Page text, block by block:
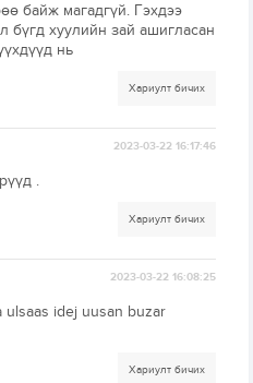
байж магадгүй. Гэхдээ
бүгд хуулийн зай ашигласан
нь
Хариулт бичих
2023-03-22 16:17:46
.
Хариулт бичих
2023-03-22 16:08:25
ulsaas idej uusan buzar
Хариулт бичих